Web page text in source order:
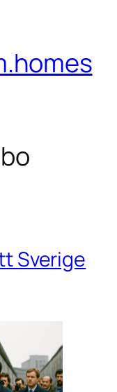
Sverige